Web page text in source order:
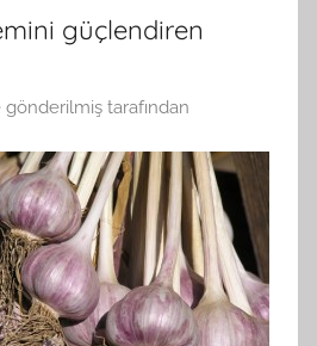
güçlendiren
gönderilmiş tarafından